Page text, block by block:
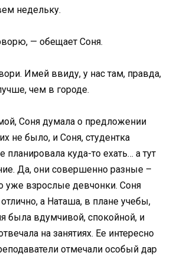
недельку.
— обещает Соня.
Имей ввиду, у нас там, правда,
чем в городе.
Соня думала о предложении
не было, и Соня, студентка
планировала куда-то ехать… а тут
Да, они совершенно разные –
уже взрослые девчонки. Соня
а Наташа, в плане учебы,
была вдумчивой, спокойной, и
на занятиях. Ее интересно
отмечали особый дар